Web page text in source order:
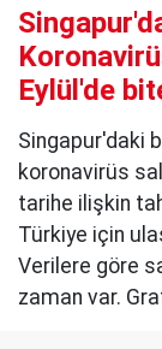
Eylül'de
Singapur'daki
koronavirüs
tarihe ilişkin
Türkiye için
Verilere göre
zaman var.